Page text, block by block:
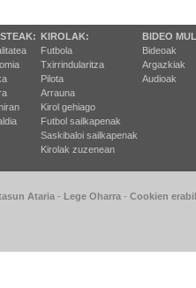
KIROLAK:
Futbola
Txirrindularitza
Pilota
Arrauna
Kirol gehiago
Futbol sailkapenak
Saskibaloi sailkapenak
Kirolak zuzenean
BIDEO
Bideoak
Argazkiak
Audioak
Ataria - Lege Oharra - Cookien